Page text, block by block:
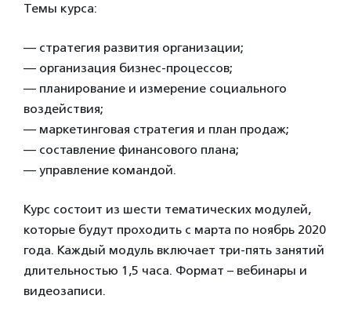
Темы курса:
— стратегия развития организации;
— организация бизнес-процессов;
— планирование и измерение социального
воздействия;
— маркетинговая стратегия и план продаж;
— составление финансового плана;
— управление командой.
Курс состоит из шести тематических модулей,
которые будут проходить с марта по ноябрь 2020
года. Каждый модуль включает три-пять занятий
длительностью 1,5 часа. Формат – вебинары и
видеозаписи.